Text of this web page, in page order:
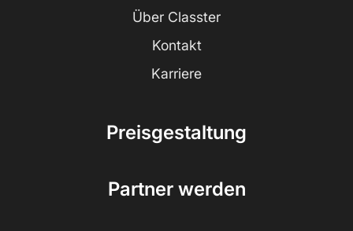
Über Classter
Kontakt
Karriere
Preisgestaltung
Partner werden